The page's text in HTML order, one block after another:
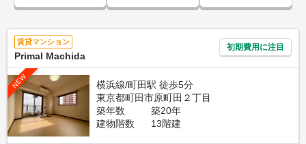
賃貸マンション
Primal Machida
初期費用に注目
NEW
横浜線/町田駅 徒歩5分
東京都町田市原町田２丁目
築年数
築20年
建物階数
13階建